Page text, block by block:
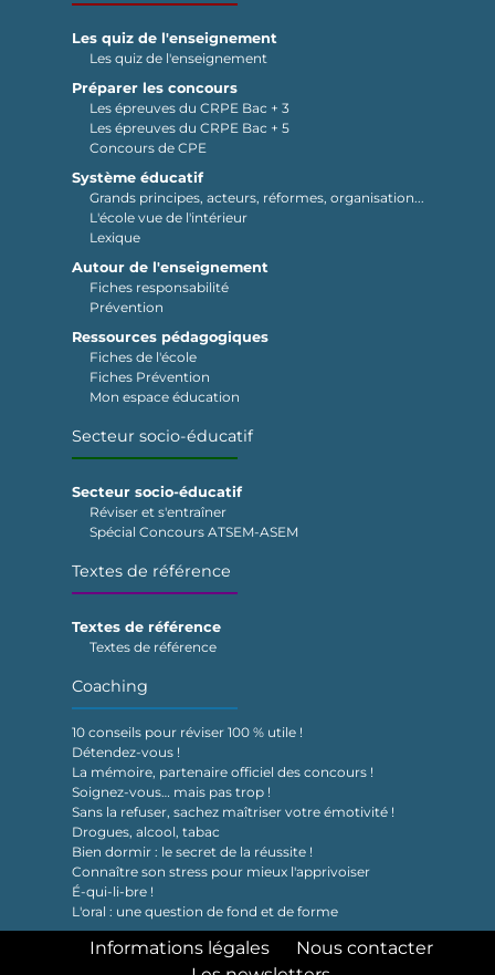
Les quiz de l'enseignement
Les quiz de l'enseignement
Préparer les concours
Les épreuves du CRPE Bac + 3
Les épreuves du CRPE Bac + 5
Concours de CPE
Système éducatif
Grands principes, acteurs, réformes, organisation...
L'école vue de l'intérieur
Lexique
Autour de l'enseignement
Fiches responsabilité
Prévention
Ressources pédagogiques
Fiches de l'école
Fiches Prévention
Mon espace éducation
Secteur socio-éducatif
Secteur socio-éducatif
Réviser et s'entraîner
Spécial Concours ATSEM-ASEM
Textes de référence
Textes de référence
Textes de référence
Coaching
10 conseils pour réviser 100 % utile !
Détendez-vous !
La mémoire, partenaire officiel des concours !
Soignez-vous… mais pas trop !
Sans la refuser, sachez maîtriser votre émotivité !
Drogues, alcool, tabac
Bien dormir : le secret de la réussite !
Connaître son stress pour mieux l'apprivoiser
É-qui-li-bre !
L'oral : une question de fond et de forme
Informations légales
Nous contacter